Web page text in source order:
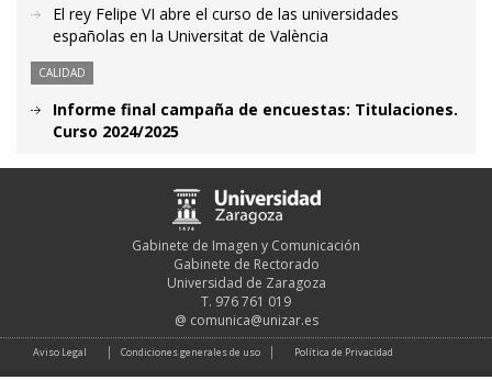
El rey Felipe VI abre el curso de las universidades
españolas en la Universitat de València
CALIDAD
Informe final campaña de encuestas: Titulaciones.
Curso 2024/2025
Gabinete de Imagen y Comunicación
Gabinete de Rectorado
Universidad de Zaragoza
T. 976 761 019
@ comunica@unizar.es
Aviso Legal Condiciones generales de uso Política de Privacidad